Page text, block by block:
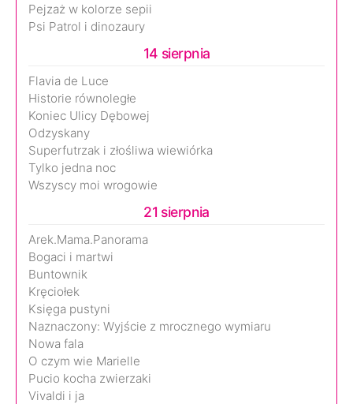
Pejzaż w kolorze sepii
Psi Patrol i dinozaury
14 sierpnia
Flavia de Luce
Historie równoległe
Koniec Ulicy Dębowej
Odzyskany
Superfutrzak i złośliwa wiewiórka
Tylko jedna noc
Wszyscy moi wrogowie
21 sierpnia
Arek.Mama.Panorama
Bogaci i martwi
Buntownik
Kręciołek
Księga pustyni
Naznaczony: Wyjście z mrocznego wymiaru
Nowa fala
O czym wie Marielle
Pucio kocha zwierzaki
Vivaldi i ja